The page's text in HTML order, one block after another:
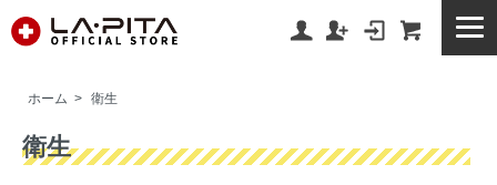
ホーム > 衛生
衛生